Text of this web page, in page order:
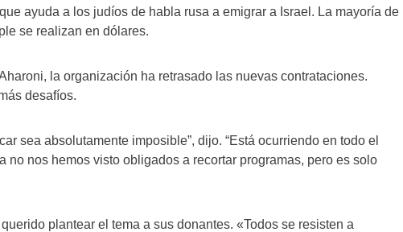
ayuda a los judíos de habla rusa a emigrar a Israel. La mayoría de
se realizan en dólares.
la organización ha retrasado las nuevas contrataciones.
desafíos.
sea absolutamente imposible”, dijo. “Está ocurriendo en todo el
no nos hemos visto obligados a recortar programas, pero es solo
plantear el tema a sus donantes. «Todos se resisten a